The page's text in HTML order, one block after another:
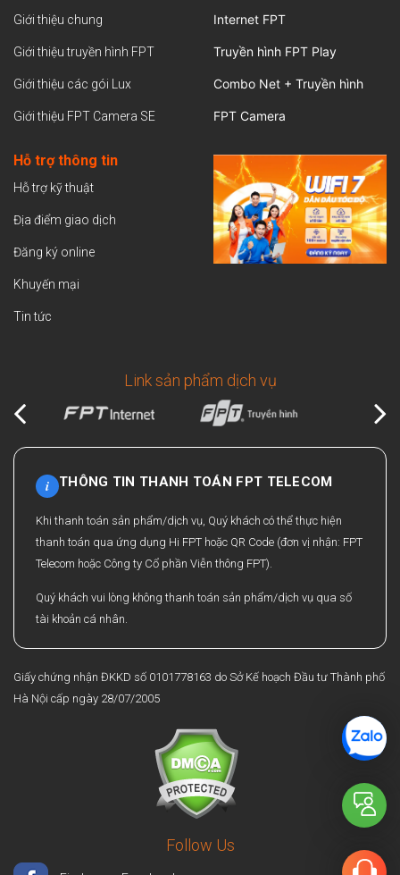
Giới thiệu chung
Giới thiệu truyền hình FPT
Giới thiệu các gói Lux
Giới thiệu FPT Camera SE
Internet FPT
Truyền hình FPT Play
Combo Net + Truyền hình
FPT Camera
Hỗ trợ thông tin
Hỗ trợ kỹ thuật
Địa điểm giao dịch
Đăng ký online
Khuyến mại
Tin tức
Follow Us
Link sản phẩm dịch vụ
i THÔNG TIN THANH TOÁN FPT TELECOM
Khi thanh toán sản phẩm/dịch vụ, Quý khách có thể thực hiện
thanh toán qua ứng dụng Hi FPT hoặc QR Code (đơn vị nhận: FPT
Telecom hoặc Công ty Cổ phần Viễn thông FPT).
Quý khách vui lòng không thanh toán sản phẩm/dịch vụ qua số
tài khoản cá nhân.
Giấy chứng nhận ĐKKD số 0101778163 do Sở Kế hoạch Đầu tư Thành phố
Hà Nội cấp ngày 28/07/2005